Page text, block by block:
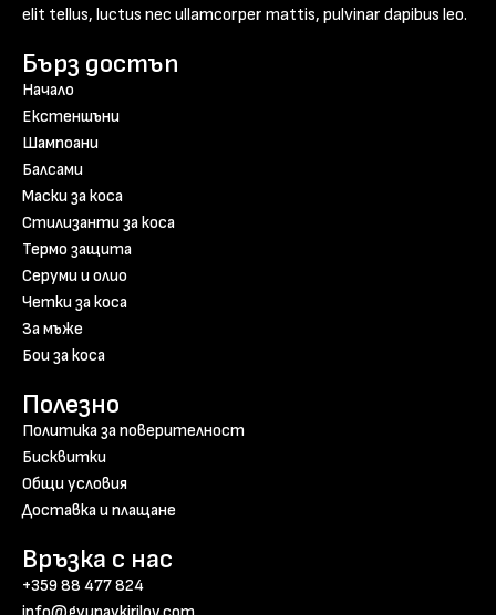
elit tellus, luctus nec ullamcorper mattis, pulvinar dapibus leo.
Бърз достъп
Начало
Екстеншъни
Шампоани
Балсами
Маски за коса
Стилизанти за коса
Термо защита
Серуми и олио
Четки за коса
За мъже
Бои за коса
Полезно
Политика за поверителност
Бисквитки
Общи условия
Доставка и плащане
Връзка с нас
+359 88 477 824